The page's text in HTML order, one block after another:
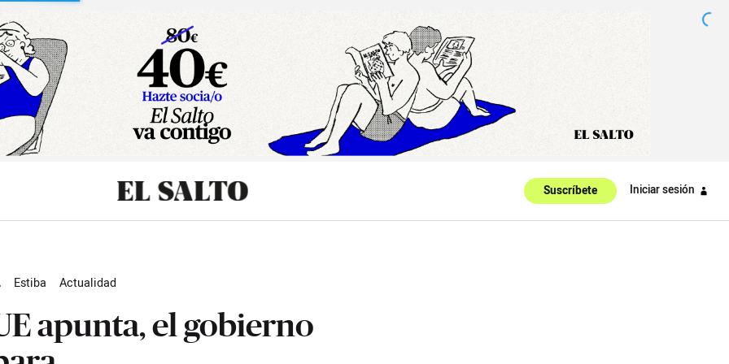
Suscríbete Iniciar sesión
Estiba Actualidad
apunta, el gobierno